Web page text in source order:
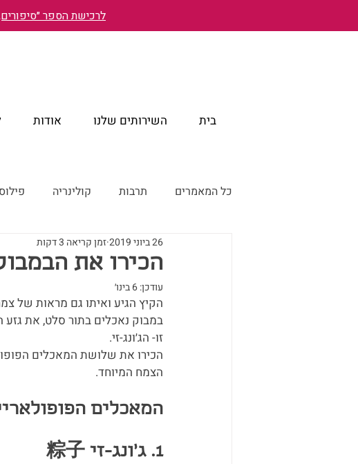
לרכישת הספר
בית השירותים שלנו אודות
כל המאמרים תרבות קולינריה
טייוואן מבעד לעיניים ישראליות
טייוואן דרך עדשת המצלמה
הכירו את
26 ביוני 2019 זמן קריאה 3 דקות
עודכן:6 בינו׳
הקיץ הגיע ואיתו גם מראות של
במבוק נאכלים בתור סלט, את
זו- הג׳ונג-זי.
הכירו את שלושת המאכלים
הצמח המיוחד.
המאכלים
1. ג׳ונג-זי 粽子